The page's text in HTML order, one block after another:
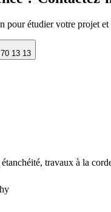
pour étudier votre projet
13 13
travaux à la